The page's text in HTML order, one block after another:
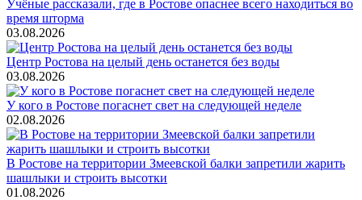
Учёные рассказали, где в Ростове опаснее всего находиться во
время шторма
03.08.2026
Центр Ростова на целый день останется без воды
03.08.2026
У кого в Ростове погаснет свет на следующей неделе
02.08.2026
В Ростове на территории Змеевской балки запретили жарить
шашлыки и строить высотки
01.08.2026